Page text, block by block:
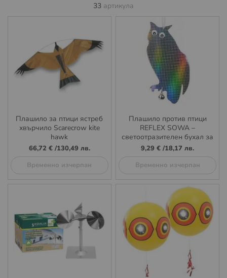
33 артикула
Плашило за птици ястреб
хвърчило Scarecrow kite
hawk
66,72 €/130,49 лв.
Временно изчерпан
Плашило против птици
REFLEX SOWA –
светоотразителен бухал за
гълъби и скорци
9,29 € /18,17 лв.
Временно изчерпан